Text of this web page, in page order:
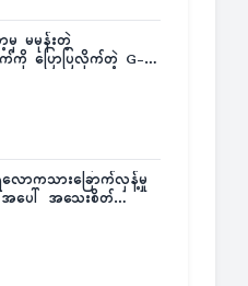
မမုန်းတဲ့
ကို ပြောပြလိုက်တဲ့ G-
ောကသားခြောက်လှန့်မှု
ေါ် အသေးစိတ်